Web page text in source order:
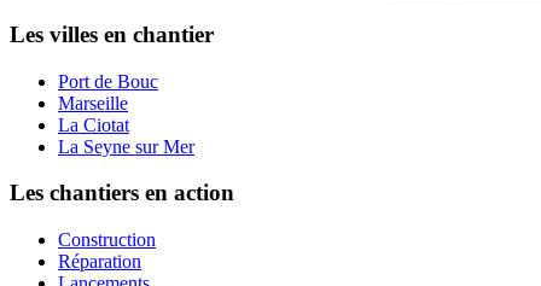
Les villes en chantier
Port de Bouc
Marseille
La Ciotat
La Seyne sur Mer
Les chantiers en action
Construction
Réparation